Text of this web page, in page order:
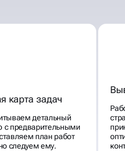
карта задач
детальный
с предварительными
план работ
следуем ему.